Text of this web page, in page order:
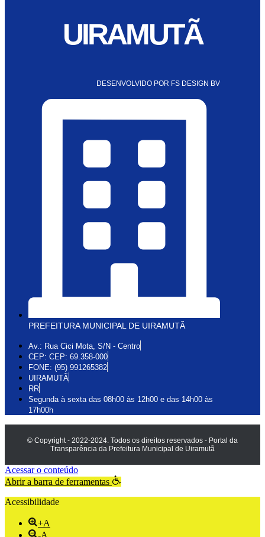
UIRAMUTÃ
DESENVOLVIDO POR FS DESIGN BV
PREFEITURA MUNICIPAL DE UIRAMUTÃ
Av.: Rua Cici Mota, S/N - Centro
CEP: CEP: 69.358-000
FONE: (95) 991265382
UIRAMUTÃ
RR
Segunda à sexta das 08h00 às 12h00 e das 14h00 às
17h00h
© Copyright - 2022-2024. Todos os direitos reservados - Portal da
Transparência da Prefeitura Municipal de Uiramutã
Acessar o conteúdo
Abrir a barra de ferramentas
Acessibilidade
+A
-A